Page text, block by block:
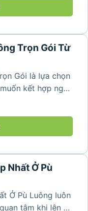
Trọn Gói Từ
Gói là lựa chọn
kết hợp nghỉ
năng lượng sau
Với cảnh quan
Nhất Ở Pù
Ở Pù Luông luôn
tâm khi lên kế